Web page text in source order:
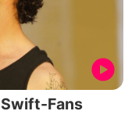
Fans